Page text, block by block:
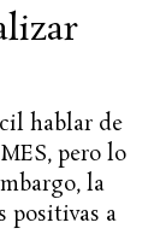
hablar de
pero lo
la
positivas a